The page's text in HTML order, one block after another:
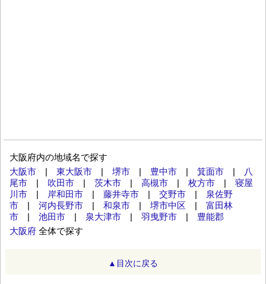
大阪府内の地域名で探す
大阪市
東大阪市 堺市 豊中市 箕面市
八
尾市
吹田市 茨木市 高槻市 枚方市
寝屋
川市
岸和田市 藤井寺市 交野市
泉佐野
市
河内長野市 和泉市 堺市中区
富田林
市
池田市 泉大津市 羽曳野市
豊能郡
大阪府 全体で探す
▲目次に戻る